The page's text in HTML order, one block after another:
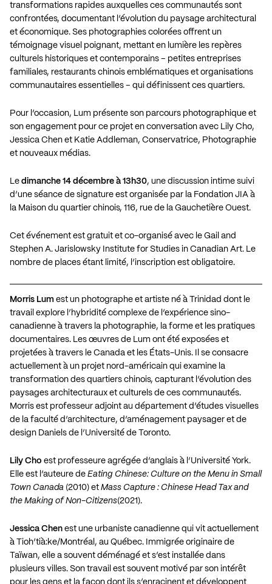
transformations rapides auxquelles ces communautés sont
confrontées, documentant l’évolution du paysage architectural
et économique. Ses photographies colorées offrent un
témoignage visuel poignant, mettant en lumière les repères
culturels historiques et contemporains – petites entreprises
familiales, restaurants chinois emblématiques et organisations
communautaires essentielles – qui définissent ces quartiers.
Pour l’occasion, Lum présente son parcours photographique et
son engagement pour ce projet en conversation avec Lily Cho,
Jessica Chen et Katie Addleman, Conservatrice, Photographie
et nouveaux médias.
Le dimanche 14 décembre à 13h30, une discussion intime suivi
d’une séance de signature est organisée par la Fondation JIA à
la Maison du quartier chinois, 116, rue de la Gauchetière Ouest.
Cet événement est gratuit et co-organisé avec le Gail and
Stephen A. Jarislowsky Institute for Studies in Canadian Art. Le
nombre de places étant limité, l’inscription est obligatoire.
Morris Lum est un photographe et artiste né à Trinidad dont le
travail explore l’hybridité complexe de l’expérience sino-
canadienne à travers la photographie, la forme et les pratiques
documentaires. Les œuvres de Lum ont été exposées et
projetées à travers le Canada et les États-Unis. Il se consacre
actuellement à un projet nord-américain qui examine la
transformation des quartiers chinois, capturant l’évolution des
paysages architecturaux et culturels de ces communautés.
Morris est professeur adjoint au département d’études visuelles
de la faculté d’architecture, d’aménagement paysager et de
design Daniels de l’Université de Toronto.
Lily Cho est professeure agrégée d’anglais à l’Université York.
Elle est l’auteure de Eating Chinese: Culture on the Menu in Small
Town Canada (2010) et Mass Capture : Chinese Head Tax and
the Making of Non-Citizens(2021).
Jessica Chen est une urbaniste canadienne qui vit actuellement
à Tioh’tià:ke/Montréal, au Québec. Immigrée originaire de
Taïwan, elle a souvent déménagé et s’est installée dans
plusieurs villes. Son travail est souvent motivé par son intérêt
pour les gens et la façon dont ils s’enracinent et développent